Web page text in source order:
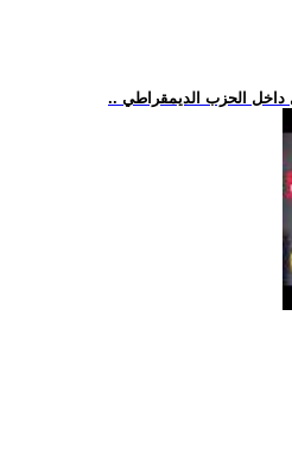
داخل الحزب الديمقراطي